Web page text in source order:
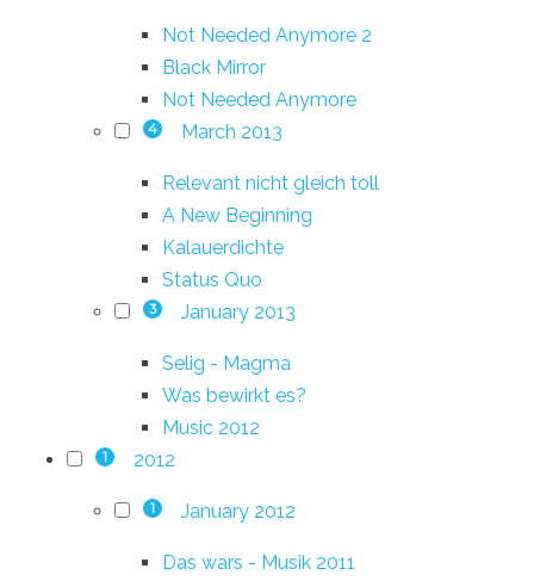
Not Needed Anymore 2
Black Mirror
Not Needed Anymore
4 March 2013
Relevant nicht gleich toll
A New Beginning
Kalauerdichte
Status Quo
3 January 2013
Selig - Magma
Was bewirkt es?
Music 2012
1 2012
1 January 2012
Das wars - Musik 2011